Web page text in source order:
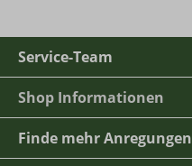
Service-Team
Shop Informationen
Finde mehr Anregungen